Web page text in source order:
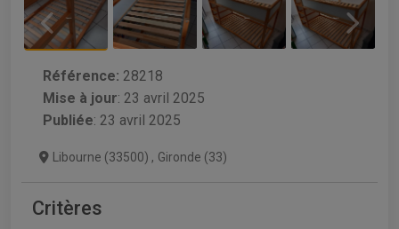
Référence: 28218
Mise à jour: 23 avril 2025
Publiée: 23 avril 2025
Libourne (33500) , Gironde (33)
Critères